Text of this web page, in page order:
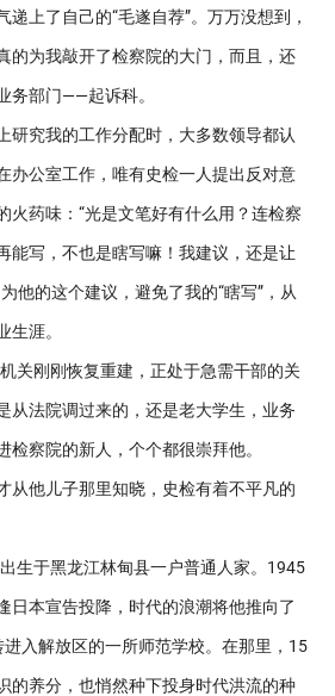
递上了自己的“毛遂自荐”。万万没想到，
的为我敲开了检察院的大门，而且，还
务部门——起诉科。
究我的工作分配时，大多数领导都认
办公室工作，唯有史检一人提出反对意
火药味：“光是文笔好有什么用？连检察
能写，不也是瞎写嘛！我建议，还是让
他的这个建议，避免了我的“瞎写”，从
生涯。
刚刚恢复重建，正处于急需干部的关
从法院调过来的，还是老大学生，业务
检察院的新人，个个都很崇拜他。
他儿子那里知晓，史检有着不平凡的
于黑龙江林甸县一户普通人家。1945
日本宣告投降，时代的浪潮将他推向了
入解放区的一所师范学校。在那里，15
的养分，也悄然种下投身时代洪流的种